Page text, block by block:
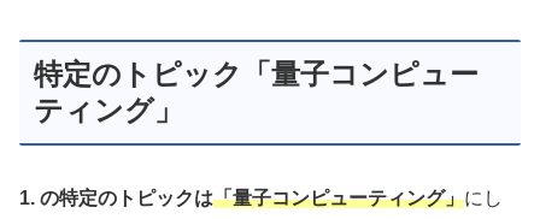
特定のトピック「量子コンピュー
ティング」
1. の特定のトピックは「量子コンピューティング」にし